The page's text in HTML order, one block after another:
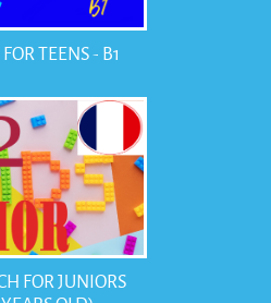
TEENS - B1
FOR JUNIORS